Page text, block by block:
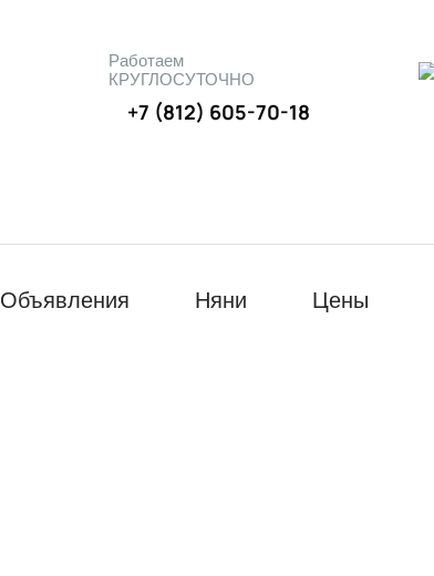
Работаем
КРУГЛОСУТОЧНО
+7 (812) 605-70-18
Объявления Няни Цены